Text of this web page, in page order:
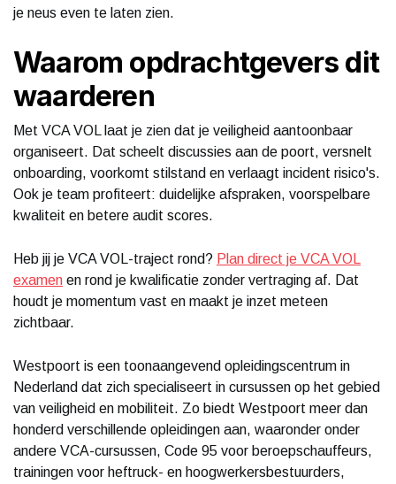
je neus even te laten zien.
Waarom opdrachtgevers dit
waarderen
Met VCA VOL laat je zien dat je veiligheid aantoonbaar
organiseert. Dat scheelt discussies aan de poort, versnelt
onboarding, voorkomt stilstand en verlaagt incident risico's.
Ook je team profiteert: duidelijke afspraken, voorspelbare
kwaliteit en betere audit scores.
Heb jij je VCA VOL-traject rond? Plan direct je VCA VOL
examen en rond je kwalificatie zonder vertraging af. Dat
houdt je momentum vast en maakt je inzet meteen
zichtbaar.
Westpoort is een toonaangevend opleidingscentrum in
Nederland dat zich specialiseert in cursussen op het gebied
van veiligheid en mobiliteit. Zo biedt Westpoort meer dan
honderd verschillende opleidingen aan, waaronder onder
andere VCA-cursussen, Code 95 voor beroepschauffeurs,
trainingen voor heftruck- en hoogwerkersbestuurders,